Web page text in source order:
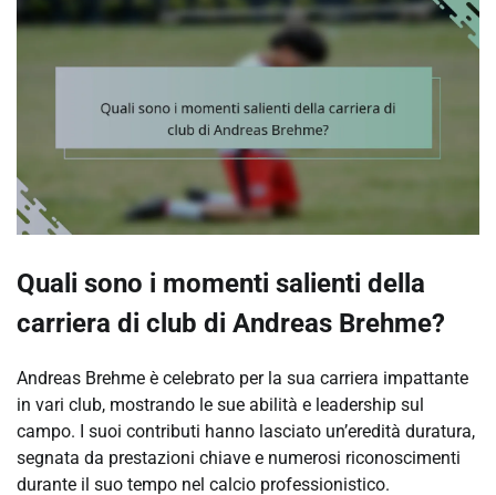
Quali sono i momenti salienti della
carriera di club di Andreas Brehme?
Andreas Brehme è celebrato per la sua carriera impattante
in vari club, mostrando le sue abilità e leadership sul
campo. I suoi contributi hanno lasciato un’eredità duratura,
segnata da prestazioni chiave e numerosi riconoscimenti
durante il suo tempo nel calcio professionistico.